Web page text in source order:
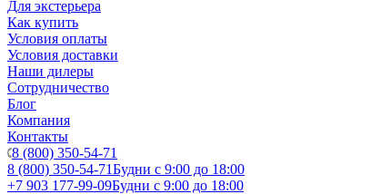
Для экстерьера
Как купить
Условия оплаты
Условия доставки
Наши дилеры
Сотрудничество
Блог
Компания
Контакты
8 (800) 350-54-71
8 (800) 350-54-71Будни с 9:00 до 18:00
+7 903 177-99-09Будни с 9:00 до 18:00